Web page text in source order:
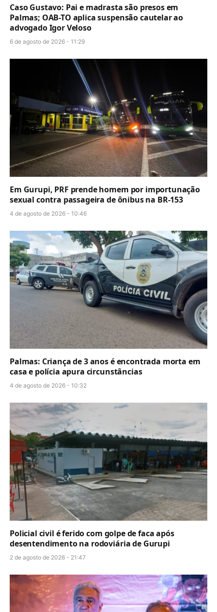
Caso Gustavo: Pai e madrasta são presos em
Palmas; OAB-TO aplica suspensão cautelar ao
advogado Igor Veloso
6 de agosto de 2026 - 11:29
Em Gurupi, PRF prende homem por importunação
sexual contra passageira de ônibus na BR-153
4 de agosto de 2026 - 10:46
Palmas: Criança de 3 anos é encontrada morta em
casa e polícia apura circunstâncias
4 de agosto de 2026 - 10:32
Policial civil é ferido com golpe de faca após
desentendimento na rodoviária de Gurupi
2 de agosto de 2026 - 21:47